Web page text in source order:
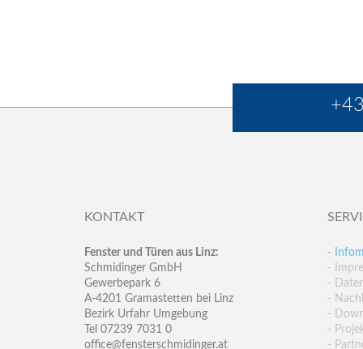
KONTAKT
Fenster und Türen aus Linz:
Schmidinger GmbH
Gewerbepark 6
A-4201 Gramastetten bei Linz
Bezirk Urfahr Umgebung
Tel 07239 7031 0
office@fensterschmidinger.at
-
-
-
-
-
-
-